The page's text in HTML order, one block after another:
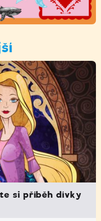
si příběh dívky